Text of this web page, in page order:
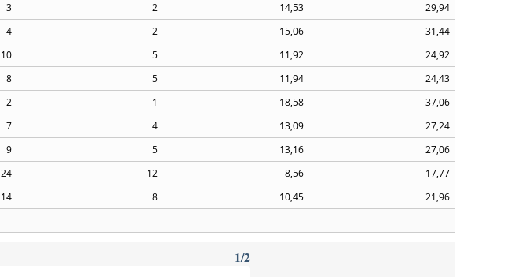
3 2 14,53
29,94
4 2 15,06
31,44
10 5 11,92
24,92
8 5 11,94
24,43
2 1 18,58
37,06
7 4 13,09
27,24
9 5 13,16
27,06
24 12 8,56
17,77
14 8 10,45
21,96